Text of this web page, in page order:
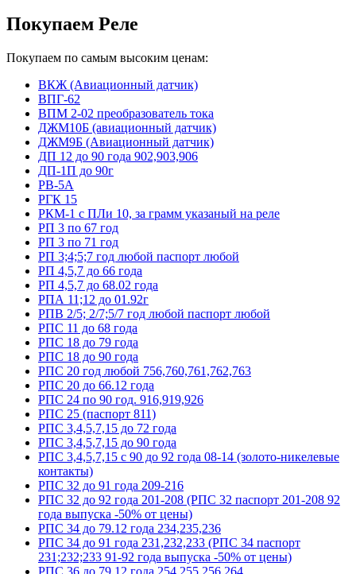
Покупаем Реле
Покупаем по самым высоким ценам:
ВКЖ (Авиационный датчик)
ВПГ-62
ВПМ 2-02 преобразователь тока
ДЖМ10Б (авиационный датчик)
ДЖМ9Б (Авиационный датчик)
ДП 12 до 90 года 902,903,906
ДП-1П до 90г
РВ-5А
РГК 15
РКМ-1 с ПЛи 10, за грамм указаный на реле
РП 3 по 67 год
РП 3 по 71 год
РП 3;4;5;7 год любой паспорт любой
РП 4,5,7 до 66 года
РП 4,5,7 до 68.02 года
РПА 11;12 до 01.92г
РПВ 2/5; 2/7;5/7 год любой паспорт любой
РПС 11 до 68 года
РПС 18 до 79 года
РПС 18 до 90 года
РПС 20 год любой 756,760,761,762,763
РПС 20 до 66.12 года
РПС 24 по 90 год. 916,919,926
РПС 25 (паспорт 811)
РПС 3,4,5,7,15 до 72 года
РПС 3,4,5,7,15 до 90 года
РПС 3,4,5,7,15 с 90 до 92 года 08-14 (золото-никелевые
контакты)
РПС 32 до 91 года 209-216
РПС 32 до 92 года 201-208 (РПС 32 паспорт 201-208 92
года выпуска -50% от цены)
РПС 34 до 79.12 года 234,235,236
РПС 34 до 91 года 231,232,233 (РПС 34 паспорт
231;232;233 91-92 года выпуска -50% от цены)